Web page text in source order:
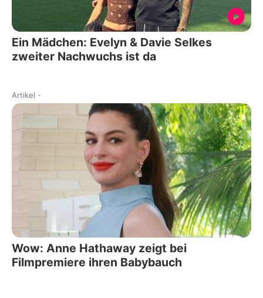
Ein Mädchen: Evelyn & Davie Selkes
zweiter Nachwuchs ist da
Artikel -
Wow: Anne Hathaway zeigt bei
Filmpremiere ihren Babybauch